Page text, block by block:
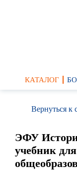
КАТАЛОГ
Вернуться к
ЭФУ
учебник